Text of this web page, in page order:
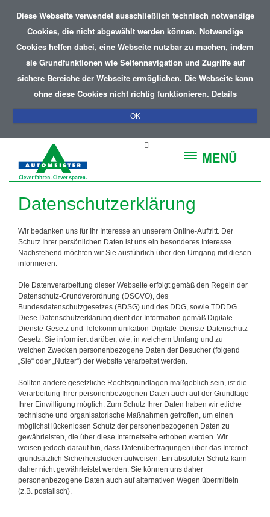
Diese Webseite verwendet ausschließlich technisch notwendige
Cookies, die nicht abgewählt werden können. Notwendige
Cookies helfen dabei, eine Webseite nutzbar zu machen, indem
sie Grundfunktionen wie Seitennavigation und Zugriffe auf
sichere Bereiche der Webseite ermöglichen. Die Webseite kann
ohne diese Cookies nicht richtig funktionieren. Details
OK
MENÜ
Datenschutzerklärung
Wir bedanken uns für Ihr Interesse an unserem Online-Auftritt. Der
Schutz Ihrer persönlichen Daten ist uns ein besonderes Interesse.
Nachstehend möchten wir Sie ausführlich über den Umgang mit diesen
informieren.
Die Datenverarbeitung dieser Webseite erfolgt gemäß den Regeln der
Datenschutz-Grundverordnung (DSGVO), des
Bundesdatenschutzgesetzes (BDSG) und des DDG, sowie TDDDG.
Diese Datenschutzerklärung dient der Information gemäß Digitale-
Dienste-Gesetz und Telekommunikation-Digitale-Dienste-Datenschutz-
Gesetz. Sie informiert darüber, wie, in welchem Umfang und zu
welchen Zwecken personenbezogene Daten der Besucher (folgend
„Sie“ oder „Nutzer“) der Website verarbeitet werden.
Sollten andere gesetzliche Rechtsgrundlagen maßgeblich sein, ist die
Verarbeitung Ihrer personenbezogenen Daten auch auf der Grundlage
Ihrer Einwilligung möglich. Zum Schutz Ihrer Daten haben wir etliche
technische und organisatorische Maßnahmen getroffen, um einen
möglichst lückenlosen Schutz der personenbezogenen Daten zu
gewährleisten, die über diese Internetseite erhoben werden. Wir
weisen jedoch darauf hin, dass Datenübertragungen über das Internet
grundsätzlich Sicherheitslücken aufweisen. Ein absoluter Schutz kann
daher nicht gewährleistet werden. Sie können uns daher
personenbezogene Daten auch auf alternativen Wegen übermitteln
(z.B. postalisch).